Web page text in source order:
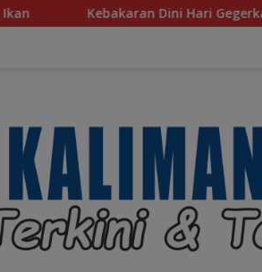
Hari Gegerkan Warga Kelayan B,